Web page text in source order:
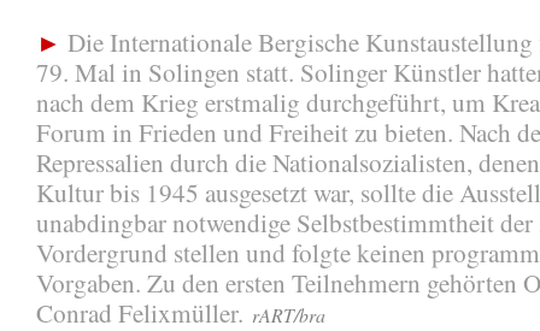
► Die Internationale Bergische
79. Mal in Solingen statt. Solinger Künstler
nach dem Krieg erstmalig durchgeführt, um
Forum in Frieden und Freiheit zu bieten. Nach
Repressalien durch die Nationalsozialisten,
Kultur bis 1945 ausgesetzt war, sollte die
unabdingbar notwendige Selbstbestimmtheit
Vordergrund stellen und folgte keinen
Vorgaben. Zu den ersten Teilnehmern gehörten
Conrad Felixmüller. rART/bra